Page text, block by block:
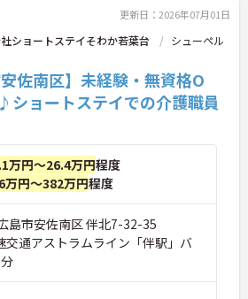
子育て中の方にも働きやす
接対策ポイントなどさらに
で、お気軽にご相談くださ
更新日：2026年07月01日
ショートステイそわか若葉台
シューペル
安佐南区】未経験・無資格O
ショートステイでの介護職員
万円～26.4万円程度
万円～382万円程度
島市安佐南区 伴北7-32-35
交通アストラムライン「伴駅」バ